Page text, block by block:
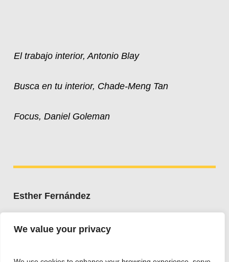
We value your privacy
El trabajo interior, Antonio Blay
Busca en tu interior, Chade-Meng Tan
Focus, Daniel Goleman
Esther Fernández
esther@estherfdez.es